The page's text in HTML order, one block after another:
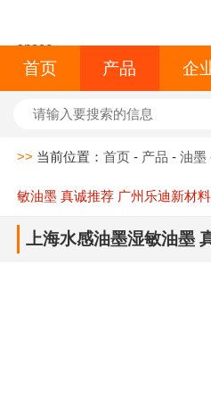
space
首页 产品 企
>> 当前位置：首页 - 产品 -油墨
敏油墨 真诚推荐 广州乐迪新材
上海水感油墨湿敏油墨